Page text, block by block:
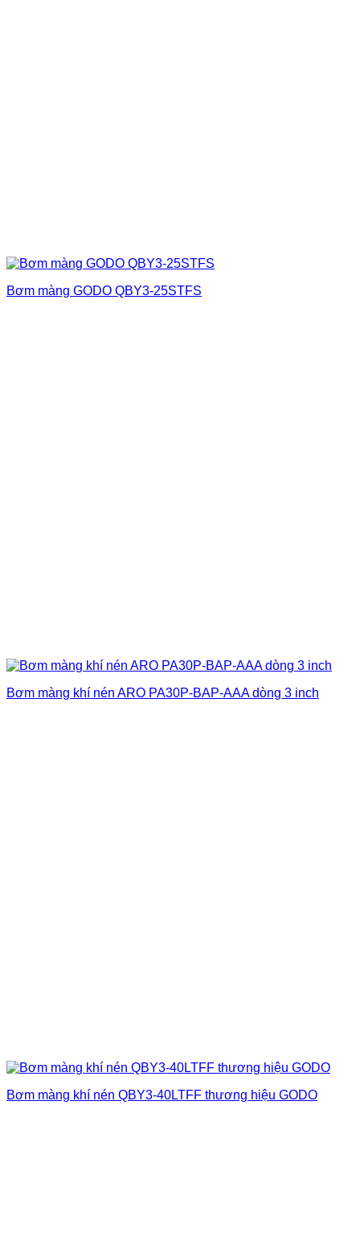
Bơm màng GODO QBY3-25STFS
Bơm màng khí nén ARO PA30P-BAP-AAA dòng 3 inch
Bơm màng khí nén QBY3-40LTFF thương hiệu GODO